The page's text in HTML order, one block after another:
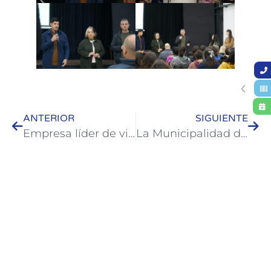
ANTERIOR
Empresa líder de viajes con adultos mayores fue recibida por Turismo en Colón
SIGUIENTE
La Municipalidad de Colón colabora con trabajos en la Escuela Normal